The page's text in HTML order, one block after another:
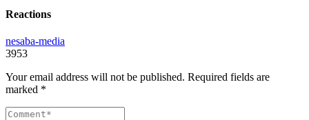
Reactions
nesaba-media
3953
Your email address will not be published. Required fields are
marked *